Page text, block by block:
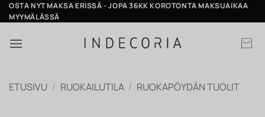
Skip
to
OSTA NYT MAKSA ERISSÄ - JOPA 36KK KOROTONTA MAKSUAIKAA
MYYMÄLÄSSÄ
ETUSIVU / RUOKAILUTILA / RUOKAPÖYDÄN TUOLIT